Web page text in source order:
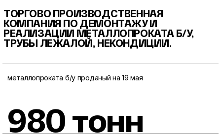
ТОРГОВО ПРОИЗВОДСТВЕННАЯ
КОМПАНИЯ ПО ДЕМОНТАЖУ И
РЕАЛИЗАЦИИ МЕТАЛЛОПРОКАТА Б/У,
ТРУБЫ ЛЕЖАЛОЙ, НЕКОНДИЦИИ.
металлопроката б/у проданый на 19 мая
980 тонн